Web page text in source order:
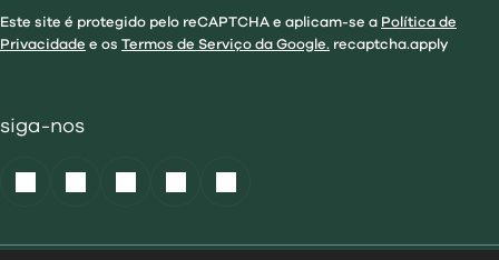
Este site é protegido pelo reCAPTCHA e aplicam-se a Política de
Privacidade e os Termos de Serviço da Google. recaptcha.apply
siga-nos